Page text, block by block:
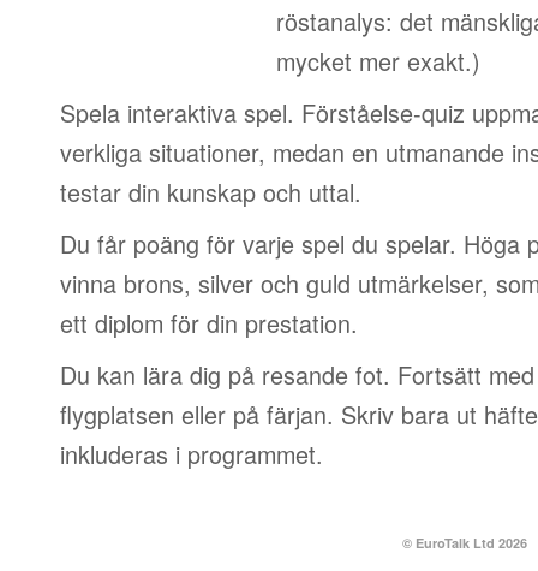
röstanalys: det
mycket mer exakt.)
Spela interaktiva spel. Förståelse-quiz
verkliga situationer, medan en utmanande
testar din kunskap och uttal.
Du får poäng för varje spel du spelar. Höga
vinna brons, silver och guld utmärkelser,
ett diplom för din prestation.
Du kan lära dig på resande fot. Fortsätt
flygplatsen eller på färjan. Skriv bara ut
inkluderas i programmet.
© EuroTalk Ltd 2026